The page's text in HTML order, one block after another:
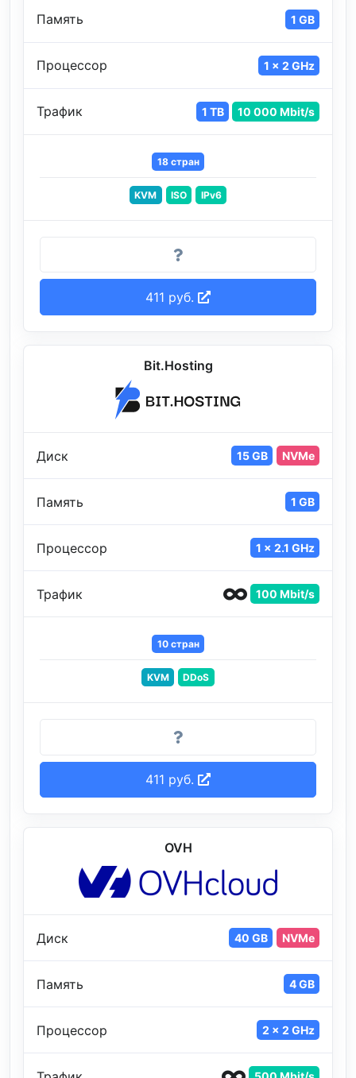
Память 1 GB
Процессор 1 x 2 GHz
Трафик 1 TB 10 000 Mbit/s
18 стран
KVM ISO IPv6
411 руб.
Bit.Hosting
Диск 15 GB NVMe
Память 1 GB
Процессор 1 x 2.1 GHz
Трафик 100 Mbit/s
10 стран
KVM DDoS
411 руб.
OVH
Диск 40 GB NVMe
Память 4 GB
Процессор 2 x 2 GHz